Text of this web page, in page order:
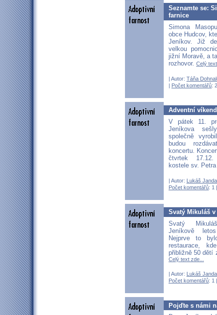
Seznamte se:
farnice
Simona
obce Hudcov,
Jeníkov. Již
velkou
jižní Moravě, a
rozhovor. Celý
| Autor: Táňa
| Počet komentářů:
Adventní
V pátek 11.
Jeníkova
společně
budou
koncertu.
čtvrtek
kostele sv.
| Autor: Lukáš Janda
Počet komentářů: 1
Svatý Mikuláš
Svatý
Jeníkově
Nejprve to
restaurace,
přibližně 50 dětí
Celý text zde...
| Autor: Lukáš Janda
Počet komentářů: 1
Pojďte s námi